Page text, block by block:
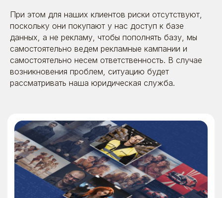
При этом для наших клиентов риски отсутствуют,
поскольку они покупают у нас доступ к базе
данных, а не рекламу, чтобы пополнять базу, мы
самостоятельно ведем рекламные кампании и
самостоятельно несем ответственность. В случае
возникновения проблем, ситуацию будет
рассматривать наша юридическая служба.